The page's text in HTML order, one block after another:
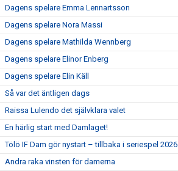
Dagens spelare Emma Lennartsson
Dagens spelare Nora Massi
Dagens spelare Mathilda Wennberg
Dagens spelare Elinor Enberg
Dagens spelare Elin Käll
Så var det äntligen dags
Raissa Lulendo det självklara valet
En härlig start med Damlaget!
Tölö IF Dam gör nystart – tillbaka i seriespel 2026
Andra raka vinsten för damerna